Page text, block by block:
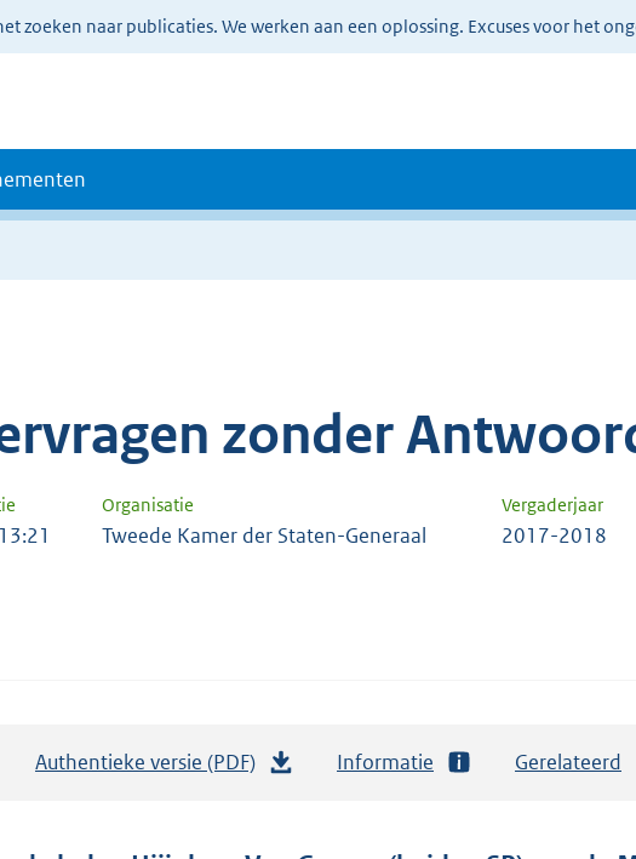
zoeken naar publicaties. We werken aan een oplossing. Excuses voor het
zonder
Organisatie Vergaderjaar
Tweede Kamer der Staten-Generaal 2017-2018
Authentieke versie (PDF) Informatie Gerelateerd